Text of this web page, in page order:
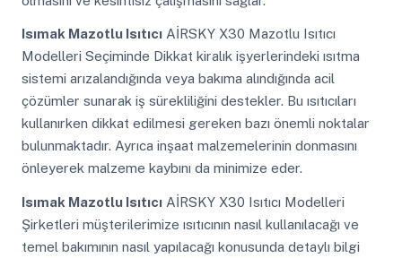
Isımak Mazotlu IsıtıcıAİRSKY X30 Mazotlu Isıtıcı
Modelleri Seçiminde Dikkat kiralık işyerlerindeki ısıtma
sistemi arızalandığında veya bakıma alındığında acil
çözümler sunarak iş sürekliliğini destekler. Bu ısıtıcıları
kullanırken dikkat edilmesi gereken bazı önemli noktalar
bulunmaktadır. Ayrıca inşaat malzemelerinin donmasını
önleyerek malzeme kaybını da minimize eder.
Isımak Mazotlu IsıtıcıAİRSKY X30 Isıtıcı Modelleri
Şirketleri müşterilerimize ısıtıcının nasıl kullanılacağı ve
temel bakımının nasıl yapılacağı konusunda detaylı bilgi